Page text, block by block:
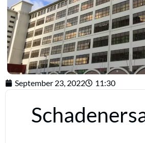
September 23, 2022 11:30